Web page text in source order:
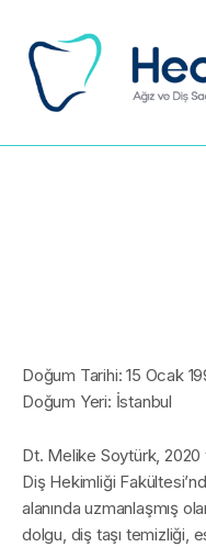
Doğum Tarihi: 15 Ocak
Doğum Yeri: İstanbul
Dt. Melike Soytürk, 2020
Diş Hekimliği
alanında uzmanlaşmış
dolgu, diş taşı temizliği,